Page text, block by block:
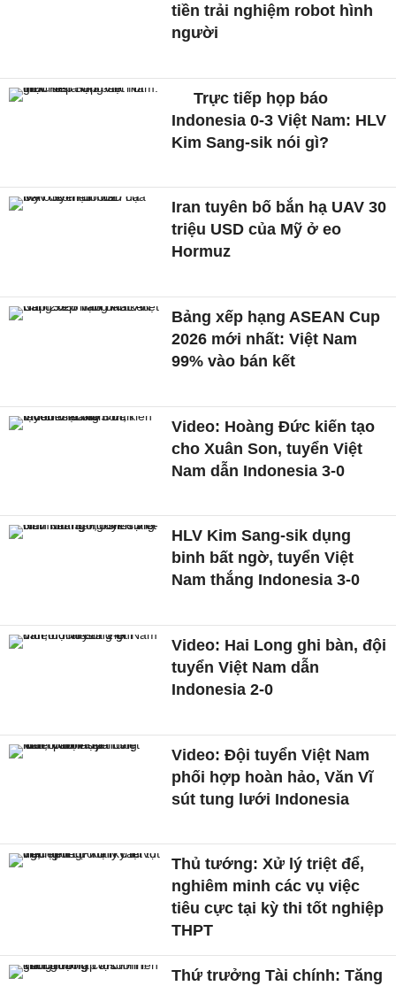
tiền trải nghiệm robot hình
người
Trực tiếp họp báo
Indonesia 0-3 Việt Nam: HLV
Kim Sang-sik nói gì?
Iran tuyên bố bắn hạ UAV 30
triệu USD của Mỹ ở eo
Hormuz
Bảng xếp hạng ASEAN Cup
2026 mới nhất: Việt Nam
99% vào bán kết
Video: Hoàng Đức kiến tạo
cho Xuân Son, tuyển Việt
Nam dẫn Indonesia 3-0
HLV Kim Sang-sik dụng
binh bất ngờ, tuyển Việt
Nam thắng Indonesia 3-0
Video: Hai Long ghi bàn, đội
tuyển Việt Nam dẫn
Indonesia 2-0
Video: Đội tuyển Việt Nam
phối hợp hoàn hảo, Văn Vĩ
sút tung lưới Indonesia
Thủ tướng: Xử lý triệt để,
nghiêm minh các vụ việc
tiêu cực tại kỳ thi tốt nghiệp
THPT
Thứ trưởng Tài chính: Tăng